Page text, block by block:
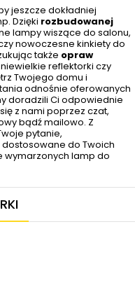
jeszcze dokładniej
Dzięki rozbudowanej
lampy wiszące do salonu,
nowoczesne kinkiety do
także opraw
reflektorki czy
Twojego domu i
odnośnie oferowanych
doradzili Ci odpowiednie
z nami poprzez czat,
bądź mailowo. Z
pytanie,
do Twoich
wymarzonych lamp do